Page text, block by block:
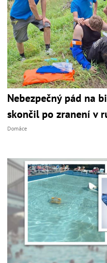
Nebezpečný pád na
skončil po zranení v
Domáce